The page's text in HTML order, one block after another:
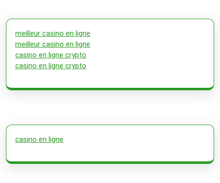
meilleur casino en ligne
meilleur casino en ligne
casino en ligne crypto
casino en ligne crypto
casino en ligne